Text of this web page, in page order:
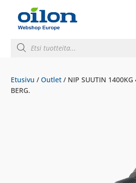
search
Etusivu /Outlet / NIP SUUTIN 1400KG
BERG.